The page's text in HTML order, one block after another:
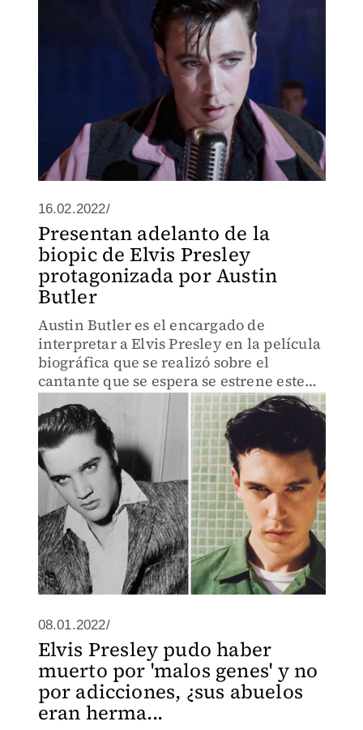
16.02.2022/
Presentan adelanto de la
biopic de Elvis Presley
protagonizada por Austin
Butler
Austin Butler es el encargado de
interpretar a Elvis Presley en la película
biográfica que se realizó sobre el
cantante que se espera se estrene este
año.
08.01.2022/
Elvis Presley pudo haber
muerto por 'malos genes' y no
por adicciones, ¿sus abuelos
eran herma...